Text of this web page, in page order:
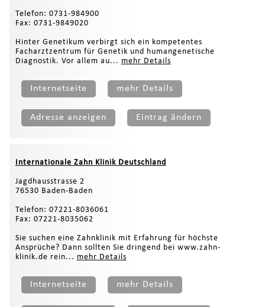
Telefon: 0731-984900
Fax: 0731-9849020
Hinter Genetikum verbirgt sich ein kompetentes
Facharztzentrum für Genetik und humangenetische
Diagnostik. Vor allem au... mehr Details
Internetseite mehr Details
Adresse anzeigen Eintrag ändern
Internationale Zahn Klinik Deutschland
Jagdhausstrasse 2
76530 Baden-Baden
Telefon: 07221-8036061
Fax: 07221-8035062
Sie suchen eine Zahnklinik mit Erfahrung für höchste
Ansprüche? Dann sollten Sie dringend bei www.zahn-
klinik.de rein... mehr Details
Internetseite mehr Details